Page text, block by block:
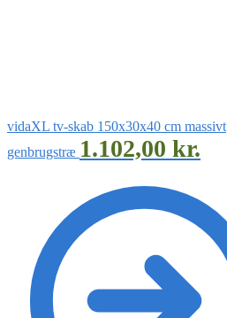
vidaXL tv-skab 150x30x40 cm massivt
genbrugstræ 1.102,00 kr.